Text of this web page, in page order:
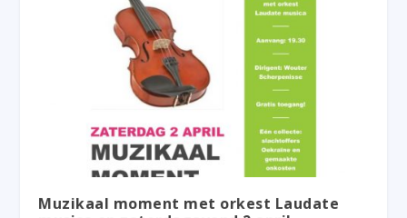
Muzikaal moment met orkest Laudate